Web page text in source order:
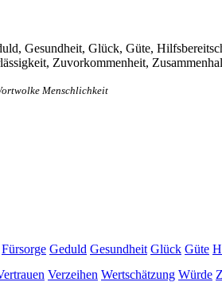
Gesundheit, Glück, Güte,
Zuvorkommenheit,
Menschlichkeit
Fürsorge Geduld Gesundheit Glück Güte
Verzeihen Wertschätzung Würde